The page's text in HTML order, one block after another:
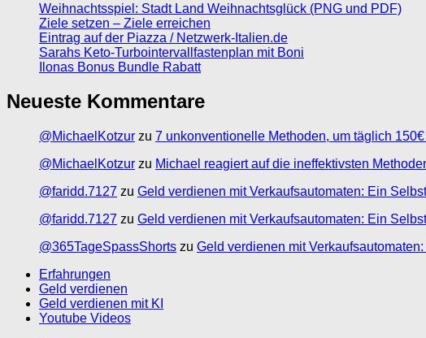
Weihnachtsspiel: Stadt Land Weihnachtsglück (PNG und PDF)
Ziele setzen – Ziele erreichen
Eintrag auf der Piazza / Netzwerk-Italien.de
Sarahs Keto-Turbointervallfastenplan mit Boni
Ilonas Bonus Bundle Rabatt
Neueste Kommentare
@MichaelKotzur zu 7 unkonventionelle Methoden, um täglich
@MichaelKotzur zu Michael reagiert auf die ineffektivsten
@faridd.7127 zu Geld verdienen mit Verkaufsautomaten: Ein
@faridd.7127 zu Geld verdienen mit Verkaufsautomaten: Ein
@365TageSpassShorts zu Geld verdienen mit
Erfahrungen
Geld verdienen
Geld verdienen mit KI
Youtube Videos